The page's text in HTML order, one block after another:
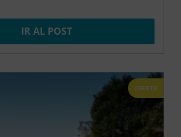
IR AL POST
OFERTA